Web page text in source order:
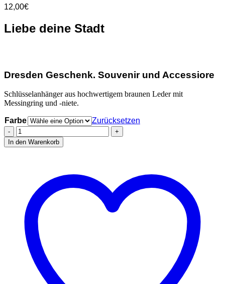
12,00€
Liebe deine Stadt
Dresden Geschenk. Souvenir und Accessiore
Schlüsselanhänger aus hochwertigem braunen Leder mit
Messingring und -niete.
Farbe
Zurücksetzen
Stadtliebe®
|
Dresden
"Skyline"
Menge
In den Warenkorb